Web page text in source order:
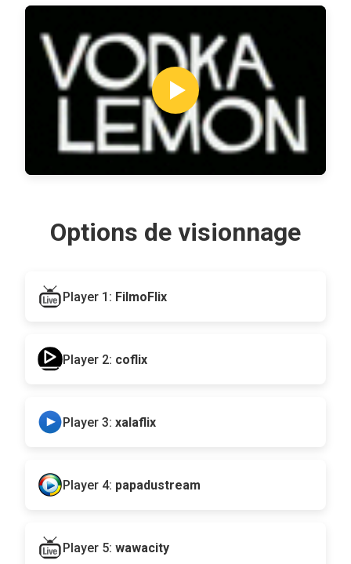
Options de visionnage
Player 1: FilmoFlix
Player 2: coflix
Player 3: xalaflix
Player 4: papadustream
Player 5: wawacity